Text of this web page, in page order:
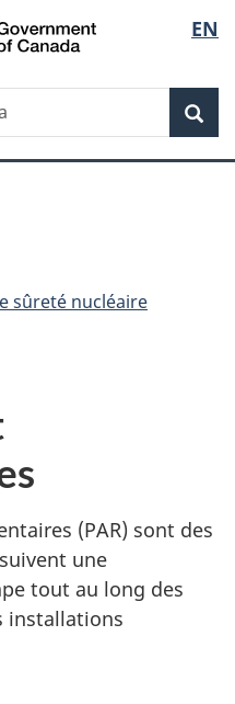
de
la
EN
sûreté nucléaire
(PAR) sont des
une
tout au long des
installations